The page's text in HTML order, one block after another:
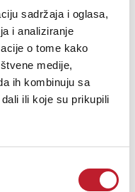
sadržaja i oglasa,
i analiziranje
o tome kako
medije,
ih kombinuju sa
ili koje su prikupili
9.480,00
11.880,00
14.400,00RSD
PIONEER DJC-1000